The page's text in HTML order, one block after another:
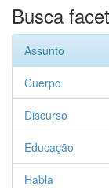
Busca
Assunto
Cuerpo
Discurso
Educação
Habla